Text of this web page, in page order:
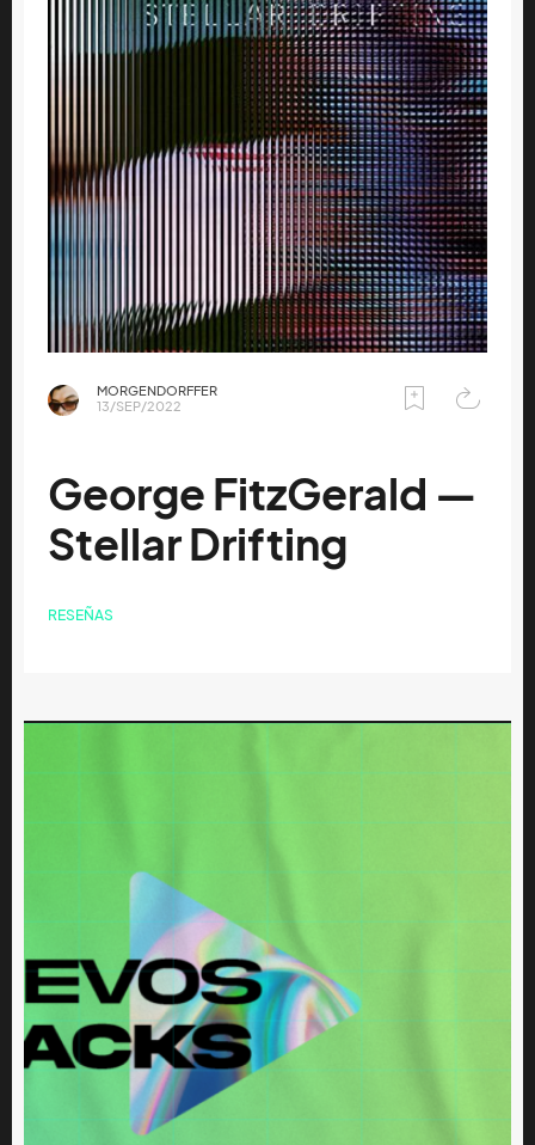
MORGENDORFFER
13/SEP/2022
George FitzGerald —
Stellar Drifting
RESEÑAS